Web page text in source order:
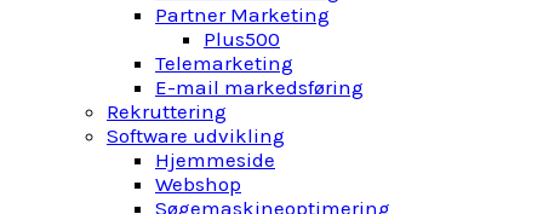
Partner Marketing
Plus500
Telemarketing
E-mail markedsføring
Rekruttering
Software udvikling
Hjemmeside
Webshop
Søgemaskineoptimering